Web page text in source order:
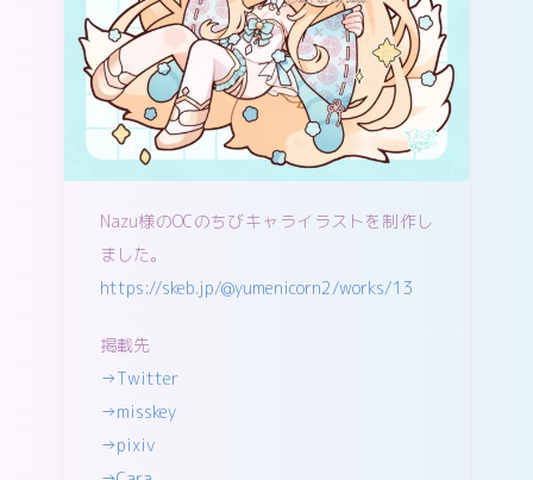
Nazu様のOCのちびキャライラストを制作し
ました。
https://skeb.jp/@yumenicorn2/works/13
掲載先
→Twitter
→misskey
→pixiv